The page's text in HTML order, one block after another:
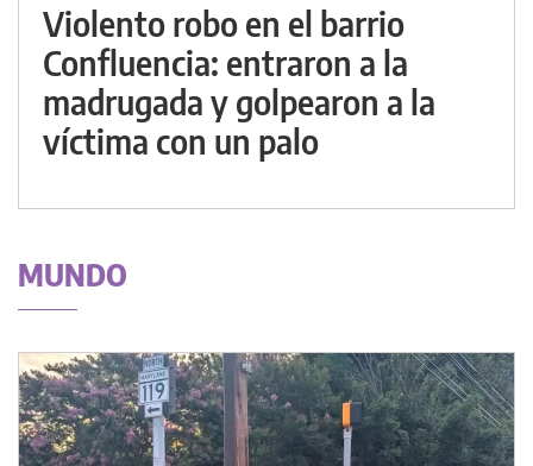
Violento robo en el barrio
Confluencia: entraron a la
madrugada y golpearon a la
víctima con un palo
MUNDO